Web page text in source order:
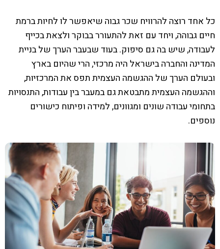
כל אחד רוצה להרוויח שכר גבוה שיאפשר לו לחיות ברמת
חיים גבוהה, ויחד עם זאת להתעורר בבוקר ולצאת בכייף
לעבודה, שיש בה גם סיפוק. בעוד שבעבר הערך של בניית
המדינה והחברה בישראל היה מרכזי, הרי שהיום בארץ
ובעולם הערך של ההגשמה העצמית תפס את המרכזיות,
וההגשמה העצמית מתבטאת גם במעבר בין עבודות, התנסויות
בתחומי עבודה שונים ומגוונים, למידה ופיתוח כישורים
נוספים.